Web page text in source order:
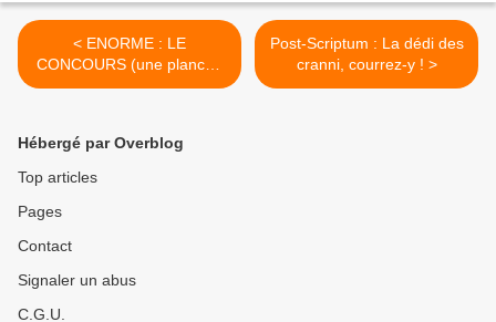
< ENORME : LE
CONCOURS (une planche
originale de Stedo à
Post-Scriptum : La dédi des
cranni, courrez-y ! >
Hébergé par Overblog
Top articles
Pages
Contact
Signaler un abus
C.G.U.